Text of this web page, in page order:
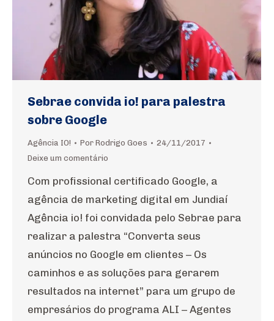
Sebrae convida io! para palestra
sobre Google
Agência IO! Por Rodrigo Goes
24/11/2017
Deixe um comentário
Com profissional certificado Google, a
agência de marketing digital em Jundiaí
Agência io! foi convidada pelo Sebrae para
realizar a palestra “Converta seus
anúncios no Google em clientes – Os
caminhos e as soluções para gerarem
resultados na internet” para um grupo de
empresários do programa ALI – Agentes